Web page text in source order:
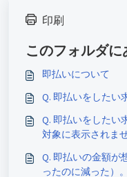
印刷
このフォルダに
即払いについて
Q. 即払いをしたい
Q. 即払いをしたい
対象に表示されませ
Q. 即払いの金額が
ったのに減った）。